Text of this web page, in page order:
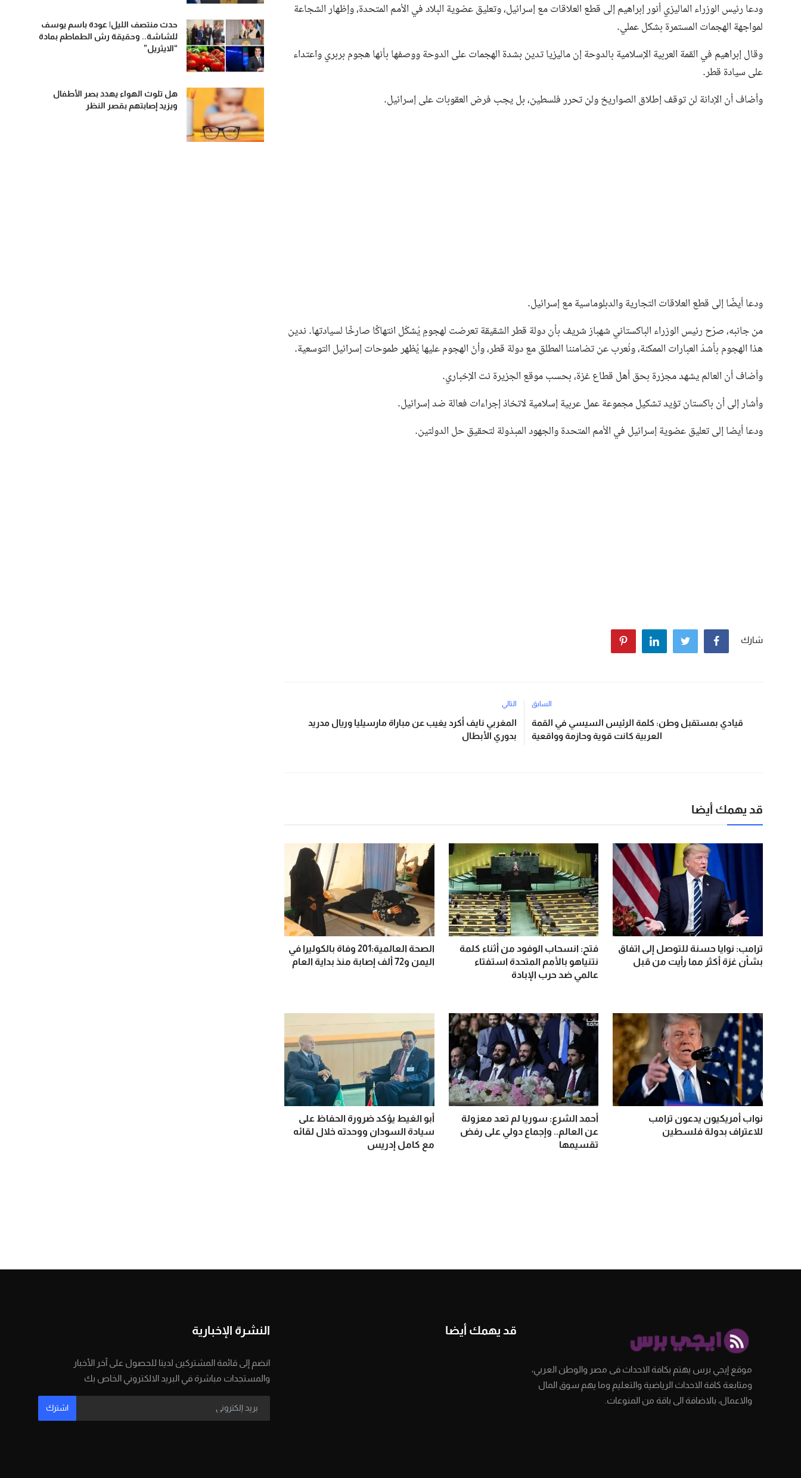
ودعا رئيس الوزراء الماليزي أنور إبراهيم إلى قطع العلاقات مع إسرائيل، وتعليق عضوية البلاد في الأمم المتحدة، وإظهار الشجاعة
لمواجهة الهجمات المستمرة بشكل عملي.
وقال إبراهيم في القمة العربية الإسلامية بالدوحة إن ماليزيا تدين بشدة الهجمات على الدوحة ووصفها بأنها هجوم بربري واعتداء
على سيادة قطر.
وأضاف أن الإدانة لن توقف إطلاق الصواريخ ولن تحرر فلسطين، بل يجب فرض العقوبات على إسرائيل.
ودعا أيضًا إلى قطع العلاقات التجارية والدبلوماسية مع إسرائيل.
من جانبه، صرّح رئيس الوزراء الباكستاني شهباز شريف بأن دولة قطر الشقيقة تعرضت لهجومٍ يُشكّل انتهاكًا صارخًا لسيادتها. ندين
هذا الهجوم بأشدّ العبارات الممكنة، ونُعرب عن تضامننا المطلق مع دولة قطر، وأنّ الهجوم عليها يُظهر طموحات إسرائيل التوسعية.
وأضاف أن العالم يشهد مجزرة بحق أهل قطاع غزة، بحسب موقع الجزيرة نت الإخباري.
وأشار إلى أن باكستان تؤيد تشكيل مجموعة عمل عربية إسلامية لاتخاذ إجراءات فعالة ضد إسرائيل.
ودعا أيضا إلى تعليق عضوية إسرائيل في الأمم المتحدة والجهود المبذولة لتحقيق حل الدولتين.
شارك
السابق
قيادي بمستقبل وطن: كلمة الرئيس السيسي في القمة
العربية كانت قوية وحازمة وواقعية
التالي
المغربي نايف أكرد يغيب عن مباراة مارسيليا وريال مدريد
بدوري الأبطال
قد يهمك أيضا
ترامب: نوايا حسنة للتوصل إلى اتفاق
بشأن غزة أكثر مما رأيت من قبل
فتح: انسحاب الوفود من أثناء كلمة
نتنياهو بالأمم المتحدة استفتاء
عالمي ضد حرب الإبادة
الصحة العالمية:201 وفاة بالكوليرا في
اليمن و72 ألف إصابة منذ بداية العام
نواب أمريكيون يدعون ترامب
للاعتراف بدولة فلسطين
أحمد الشرع: سوريا لم تعد معزولة
عن العالم.. وإجماع دولي على رفض
تقسيمها
أبو الغيط يؤكد ضرورة الحفاظ على
سيادة السودان ووحدته خلال لقائه
مع كامل إدريس
حدث منتصف الليل| عودة باسم يوسف
للشاشة.. وحقيقة رش الطماطم بمادة
“الايثريل”
هل تلوث الهواء يهدد بصر الأطفال
ويزيد إصابتهم بقصر النظر
موقع إيجي برس يهتم بكافة الاحداث فى مصر والوطن العربي،
ومتابعة كافة الاحداث الرياضية والتعليم وما يهم سوق المال
والاعمال، بالاضافة الى باقة من المنوعات.
قد يهمك أيضا النشرة الإخبارية
انضم إلى قائمة المشتركين لدينا للحصول على آخر الأخبار
والمستجدات مباشرة في البريد الالكتروني الخاص بك
اشترك